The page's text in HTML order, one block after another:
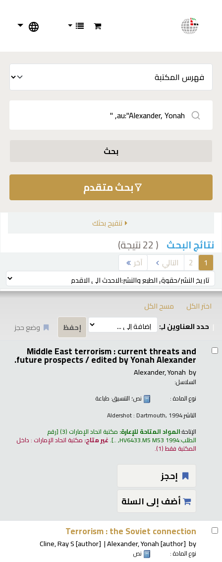
بحث
بحث متقدم
تنقيح بحثك
نتائج البحث ( 22 نتيجة)
1
2 التالي آخر
ترتيب بواسطة:
اختر الكل
مسح الكل
حدد العناوين لـِ:
وضع حجز
Middle East terrorism : current threats and
future prospects /edited by Yonah Alexander.
by
Alexander, Yonah
السلاسل:
نوع المادة :
نص؛ التنسيق: طباعة
الناشر:Aldershot : Dartmouth, 1994
الإتاحة:المواد المتاحة للإعارة: مكتبة اتحاد الإمارات (3) رقم
الطلب:HV6433.M5 M53 1994, ..
.غير متاح: مكتبة اتحاد الإمارات : داخل
المكتبة فقط(1).
إحجز
أضف إلى السلة
Terrorism : the Soviet connection
by
Alexander, Yonah[author]
Cline, Ray S[author]
نوع المادة :
نص